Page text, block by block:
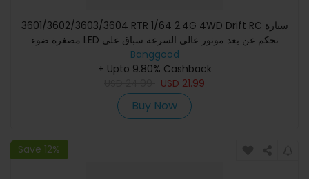
3601/3602/3603/3604 RTR 1/64 2.4G 4WD Drift RC سيارة
مصغرة ضوء LED تحكم عن بعد موتور عالي السرعة سباق على
الطريق نموذج م
Banggood
+ Upto 9.80% Cashback
USD 21.99
Buy Now
Save 12%